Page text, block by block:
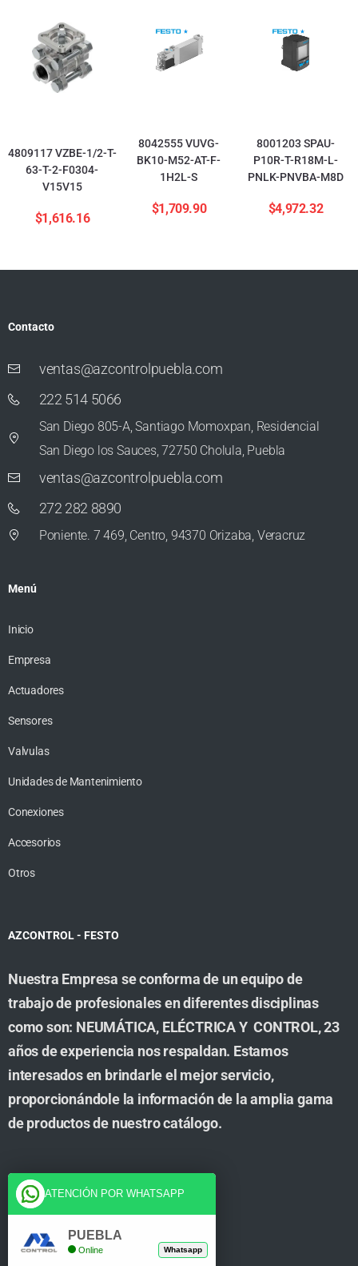
4809117 VZBE-1/2-T-
63-T-2-F0304-
V15V15
$1,616.16
8042555 VUVG-
BK10-M52-AT-F-
1H2L-S
$1,709.90
8001203 SPAU-
P10R-T-R18M-L-
PNLK-PNVBA-M8D
$4,972.32
Contacto
ventas@azcontrolpuebla.com
222 514 5066
San Diego 805-A, Santiago Momoxpan, Residencial
San Diego los Sauces, 72750 Cholula, Puebla
ventas@azcontrolpuebla.com
272 282 8890
Poniente. 7 469, Centro, 94370 Orizaba, Veracruz
Menú
Inicio
Empresa
Actuadores
Sensores
Valvulas
Unidades de Mantenimiento
Conexiones
Accesorios
Otros
AZCONTROL - FESTO
Nuestra Empresa se conforma de un equipo de
trabajo de profesionales en diferentes disciplinas
como son: NEUMÁTICA, ELÉCTRICA Y CONTROL, 23
años de experiencia nos respaldan. Estamos
interesados en brindarle el mejor servicio,
proporcionándole la información de la amplia gama
de productos de nuestro catálogo.
Cuenta
Tienda
ATENCIÓN POR WHATSAPP
PUEBLA
Online Whatsapp